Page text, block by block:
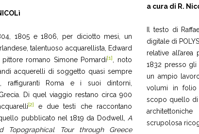
1805 e 1806, per diciotto mesi, un
talentuoso acquarellista, Edward
romano Simone Pomardi[1]
, noto
acquerelli di soggetto quasi sempre
raffiguranti Roma e i suoi dintorni,
Di quel viaggio restano circa 900
[2]
e due testi che raccontano
quello pubblicato nel 1819 da Dodwell, A
Topographical Tour through Greece
a cura di R.
Il testo di
digitale di
relative
1832 presso gli
un ampio
volumi in folio
scopo quello di
scrupolosa